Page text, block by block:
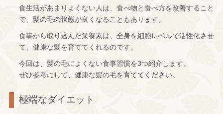
食生活があまりよくない人は、食べ物と食べ方を改善すること
で、髪の毛の状態が良くなることもあります。
食事から取り込んだ栄養素は、全身を細胞レベルで活性化させ
て、健康な髪を育ててくれるのです。
今回は、髪の毛によくない食事習慣を3つ紹介します。
ぜひ参考にして、健康な髪の毛を育ててください。
極端なダイエット